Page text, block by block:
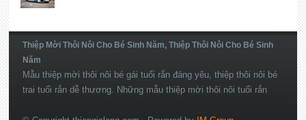
Thiệp Mời Thôi Nôi Cho Bé Sinh Năm, Thiệp Thôi Nôi Cho Bé Sinh
Năm
Mẫu thiệp mời thôi nôi bé gái tuổi rắn đáng yêu, thiệp thôi nôi bé
trai tuổi rắn dễ thương. Những mẫu thiệp mời thôi nôi tuổi rắn